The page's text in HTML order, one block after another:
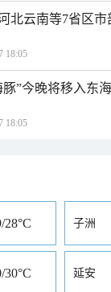
北云南等7省区
18:05
”今晚将移入东
18:05
28°C 子洲
30°C 延安